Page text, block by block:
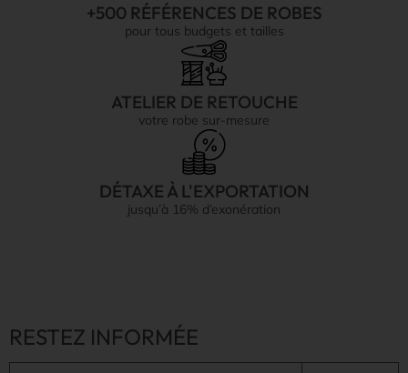
+500 RÉFÉRENCES DE ROBES
pour tous budgets et tailles
ATELIER DE RETOUCHE
votre robe sur-mesure
DÉTAXE À L'EXPORTATION
jusqu’à 16% d’exonération
RESTEZ INFORMÉE